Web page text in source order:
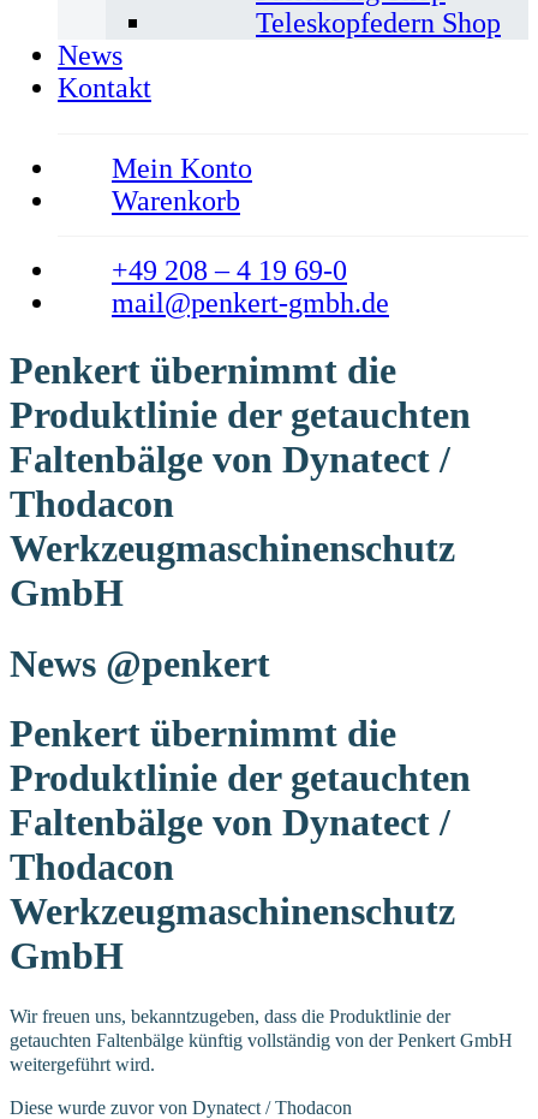
Teleskopfedern Shop
News
Kontakt
Mein Konto
Warenkorb
+49 208 – 4 19 69-0
mail@penkert-gmbh.de
Penkert übernimmt die
Produktlinie der getauchten
Faltenbälge von Dynatect /
Thodacon
Werkzeugmaschinenschutz
GmbH
News @penkert
Penkert übernimmt die
Produktlinie der getauchten
Faltenbälge von Dynatect /
Thodacon
Werkzeugmaschinenschutz
GmbH
Wir freuen uns, bekanntzugeben, dass die Produktlinie der
getauchten Faltenbälge künftig vollständig von der Penkert GmbH
weitergeführt wird.
Diese wurde zuvor von Dynatect / Thodacon